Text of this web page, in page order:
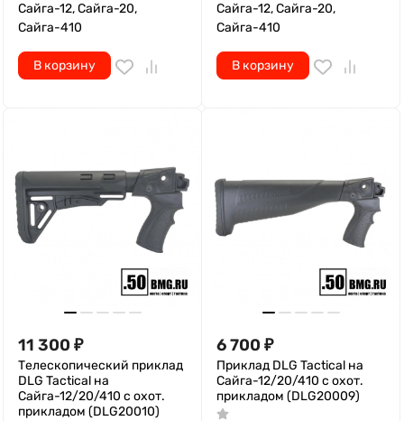
Сайга-12, Сайга-20,
Сайга-410
В корзину
Сайга-12, Сайга-20,
Сайга-410
В корзину
11 300 ₽
Телескопический приклад
DLG Tactical на
Сайга-12/20/410 с охот.
прикладом (DLG20010)
6 700 ₽
Приклад DLG Tactical на
Сайга-12/20/410 с охот.
прикладом (DLG20009)